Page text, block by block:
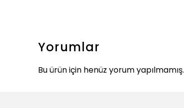
Yorumlar
Bu ürün için henüz yorum yapılmamış.